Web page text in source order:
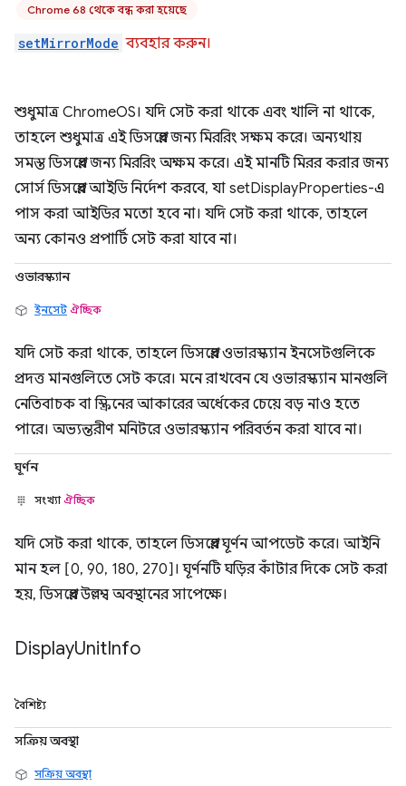
Chrome 68 থেকে বন্ধ করা হয়েছে
setMirrorMode ব্যবহার করুন।
শুধুমাত্র ChromeOS। যদি সেট করা থাকে এবং খালি না থাকে,
তাহলে শুধুমাত্র এই ডিসপ্লের জন্য মিররিং সক্ষম করে। অন্যথায়
সমস্ত ডিসপ্লের জন্য মিররিং অক্ষম করে। এই মানটি মিরর করার জন্য
সোর্স ডিসপ্লের আইডি নির্দেশ করবে, যা setDisplayProperties-এ
পাস করা আইডির মতো হবে না। যদি সেট করা থাকে, তাহলে
অন্য কোনও প্রপার্টি সেট করা যাবে না।
ওভারস্ক্যান
ইনসেট ঐচ্ছিক
যদি সেট করা থাকে, তাহলে ডিসপ্লের ওভারস্ক্যান ইনসেটগুলিকে
প্রদত্ত মানগুলিতে সেট করে। মনে রাখবেন যে ওভারস্ক্যান মানগুলি
নেতিবাচক বা স্ক্রিনের আকারের অর্ধেকের চেয়ে বড় নাও হতে
পারে। অভ্যন্তরীণ মনিটরে ওভারস্ক্যান পরিবর্তন করা যাবে না।
ঘূর্ণন
সংখ্যাঐচ্ছিক
যদি সেট করা থাকে, তাহলে ডিসপ্লের ঘূর্ণন আপডেট করে। আইনি
মান হল [0, 90, 180, 270]। ঘূর্ণনটি ঘড়ির কাঁটার দিকে সেট করা
হয়, ডিসপ্লের উল্লম্ব অবস্থানের সাপেক্ষে।
DisplayUnitInfo
বৈশিষ্ট্য
সক্রিয় অবস্থা
সক্রিয় অবস্থা